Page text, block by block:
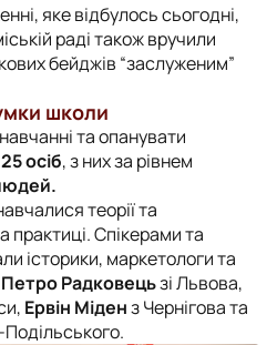
яке відбулось сьогодні,
раді також вручили
бейджів “заслуженим”
школи
та опанувати
осіб, з них за рівнем
теорії та
практиці. Спікерами та
історики, маркетологи та
Петро Радковецьзі Львова,
Ервін Міденз Чернігова та